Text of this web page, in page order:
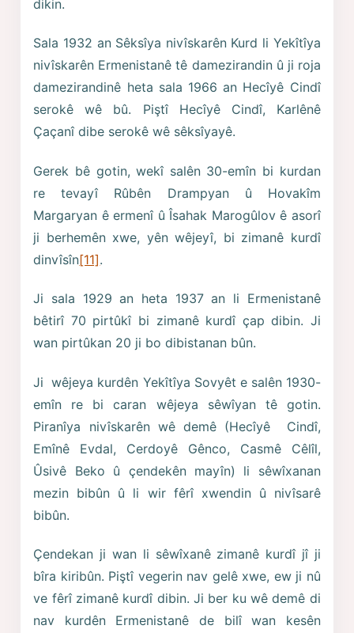
dikin.
Sala 1932 an Sêksîya nivîskarên Kurd li Yekîtîya
nivîskarên Ermenistanê tê damezirandin û ji roja
damezirandinê heta sala 1966 an Hecîyê Cindî
serokê wê bû. Piştî Hecîyê Cindî, Karlênê
Çaçanî dibe serokê wê sêksîyayê.
Gerek bê gotin, wekî salên 30-emîn bi kurdan
re tevayî Rûbên Drampyan û Hovakîm
Margaryan ê ermenî û Îsahak Marogûlov ê asorî
ji berhemên xwe, yên wêjeyî, bi zimanê kurdî
dinvîsîn[11].
Ji sala 1929 an heta 1937 an li Ermenistanê
bêtirî 70 pirtûkî bi zimanê kurdî çap dibin. Ji
wan pirtûkan 20 ji bo dibistanan bûn.
Ji wêjeya kurdên Yekîtîya Sovyêt e salên 1930-
emîn re bi caran wêjeya sêwîyan tê gotin.
Piranîya nivîskarên wê demê (Hecîyê Cindî,
Emînê Evdal, Cerdoyê Gênco, Casmê Cêlîl,
Ûsivê Beko û çendekên mayîn) li sêwîxanan
mezin bibûn û li wir fêrî xwendin û nivîsarê
bibûn.
Çendekan ji wan li sêwîxanê zimanê kurdî jî ji
bîra kiribûn. Piştî vegerin nav gelê xwe, ew ji nû
ve fêrî zimanê kurdî dibin. Ji ber ku wê demê di
nav kurdên Ermenistanê de bilî wan kesên